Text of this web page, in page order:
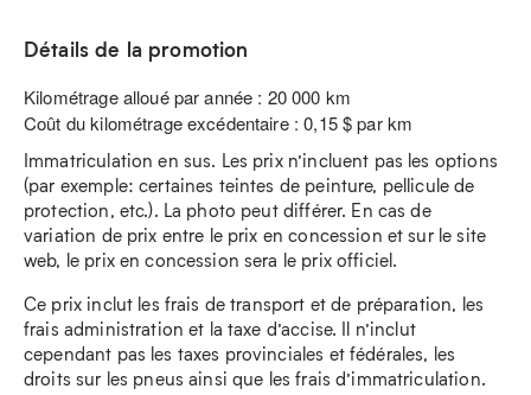
Détails de la promotion
Kilométrage alloué par année : 20 000 km
Coût du kilométrage excédentaire : 0,15 $ par km
Immatriculation en sus. Les prix n’incluent pas les options
(par exemple: certaines teintes de peinture, pellicule de
protection, etc.). La photo peut différer. En cas de
variation de prix entre le prix en concession et sur le site
web, le prix en concession sera le prix officiel.
Ce prix inclut les frais de transport et de préparation, les
frais administration et la taxe d’accise. Il n’inclut
cependant pas les taxes provinciales et fédérales, les
droits sur les pneus ainsi que les frais d’immatriculation.